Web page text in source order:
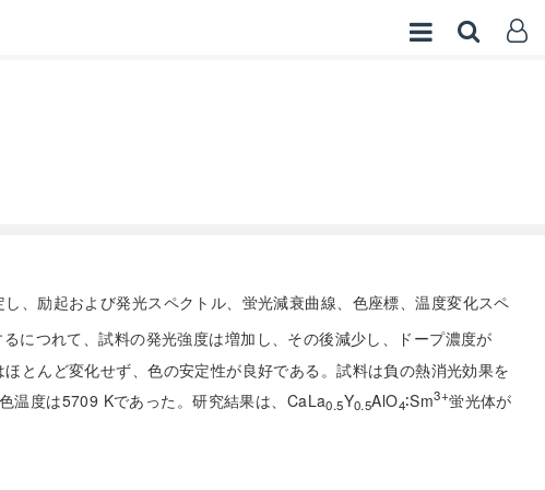
、励起および発光スペクトル、蛍光減衰曲線、色座標、温度変化スペ
につれて、試料の発光強度は増加し、その後減少し、ドープ濃度が
とんど変化せず、色の安定性が良好である。試料は負の熱消光効果を
温度は5709 Kであった。研究結果は、CaLa0.5Y0.5AlO4∶Sm3+蛍光体が